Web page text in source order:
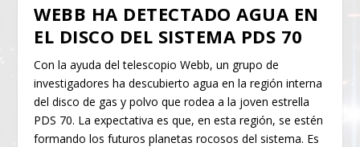
WEBB HA DETECTADO AGUA EN
EL DISCO DEL SISTEMA PDS 70
Con la ayuda del telescopio Webb, un grupo de
investigadores ha descubierto agua en la región interna
del disco de gas y polvo que rodea a la joven estrella
PDS 70. La expectativa es que, en esta región, se estén
formando los futuros planetas rocosos del sistema. Es